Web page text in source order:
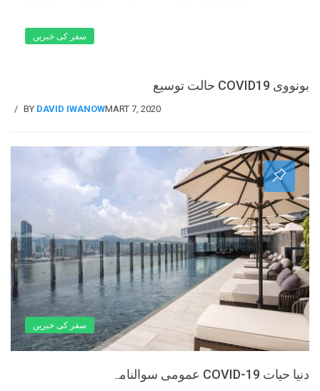
سفر کی خبریں
بونووی COVID19 حالت توسیع
BY DAVID IWANOWMART 7, 2020
سفر کی خبریں
دنیا حیات COVID-19 عمومی سوالنامہ